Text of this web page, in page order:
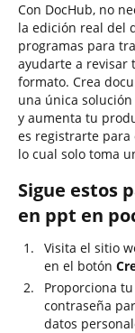
Con DocHub, no
la edición real del
programas para
ayudarte a revisar
formato. Crea
una única
y aumenta tu
es registrarte para
lo cual solo toma
Sigue estos
en ppt en
Visita el sitio
en el botón
Proporciona
contraseña
datos